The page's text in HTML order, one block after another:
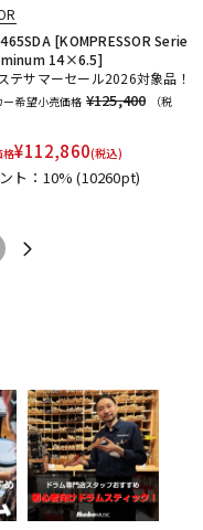
[KOMPRESSOR Serie
14×6.5]
テサマーセール2026対象品！
ー希望小売価格 ¥125,400
（税
格¥112,860(税込)
ト：10%(10260pt)